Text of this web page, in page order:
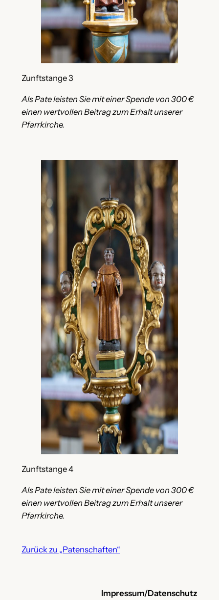
Zunftstange 3
Als Pate leisten Sie mit einer Spende von 300 €
einen wertvollen Beitrag zum Erhalt unserer
Pfarrkirche.
Zunftstange 4
Als Pate leisten Sie mit einer Spende von 300 €
einen wertvollen Beitrag zum Erhalt unserer
Pfarrkirche.
Zurück zu „Patenschaften“
Impressum/Datenschutz